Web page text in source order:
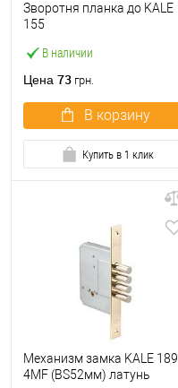
В наличии
Зворотня планка до KALE
155
Цена 73 грн.
В корзину
Купить в 1 клик
Механизм замка KALE 189
4MF (BS52мм) латунь